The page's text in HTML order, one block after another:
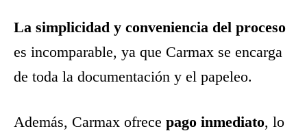
La simplicidad y conveniencia del proceso
es incomparable, ya que Carmax se encarga
de toda la documentación y el papeleo.
Además, Carmax ofrece pago inmediato, lo